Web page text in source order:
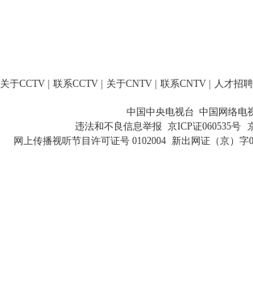
关于CCTV 联系CCTV 关于CNTV 联系CNTV 人才招聘
中国中央电视台 中国网络电
违法和不良信息举报 京ICP证060535号
网上传播视听节目许可证号 0102004 新出网证（京）